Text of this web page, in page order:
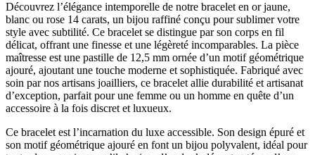
Découvrez l’élégance intemporelle de notre bracelet en or jaune,
blanc ou rose 14 carats, un bijou raffiné conçu pour sublimer votre
style avec subtilité. Ce bracelet se distingue par son corps en fil
délicat, offrant une finesse et une légèreté incomparables. La pièce
maîtresse est une pastille de 12,5 mm ornée d’un motif géométrique
ajouré, ajoutant une touche moderne et sophistiquée. Fabriqué avec
soin par nos artisans joailliers, ce bracelet allie durabilité et artisanat
d’exception, parfait pour une femme ou un homme en quête d’un
accessoire à la fois discret et luxueux.
Ce bracelet est l’incarnation du luxe accessible. Son design épuré et
son motif géométrique ajouré en font un bijou polyvalent, idéal pour